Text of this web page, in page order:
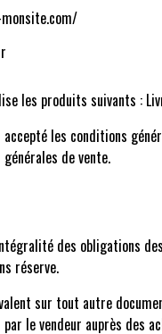
les produits suivants :
les conditions
de vente.
des obligations
réserve.
sur tout autre
le vendeur auprès des